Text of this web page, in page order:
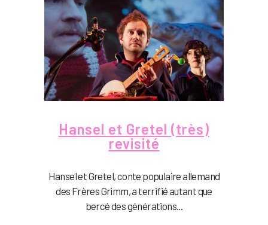
Hansel et Gretel (très)
revisité
Hansel et Gretel, conte populaire allemand
des Frères Grimm, a terrifié autant que
bercé des générations...